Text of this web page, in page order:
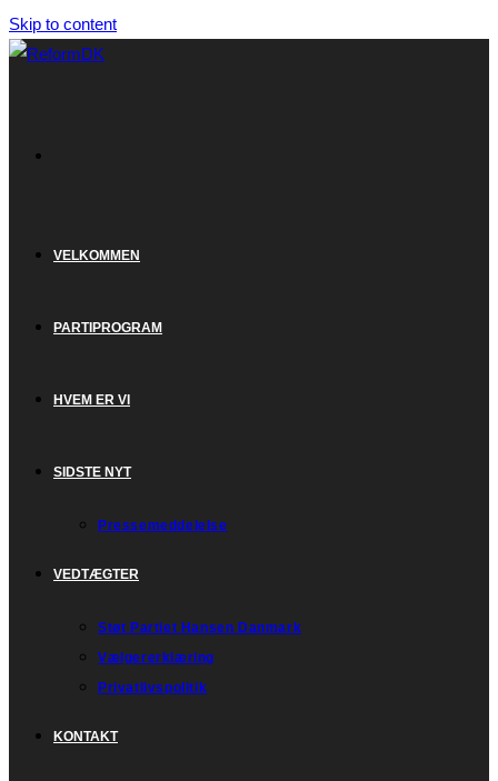
Skip to content
VELKOMMEN
PARTIPROGRAM
HVEM ER VI
SIDSTE NYT
Pressemeddelelse
VEDTÆGTER
Støt Partiet Hansen Danmark
Vælgererklæring
Privatlivspolitik
KONTAKT